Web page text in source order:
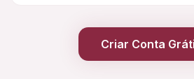
Criar Conta